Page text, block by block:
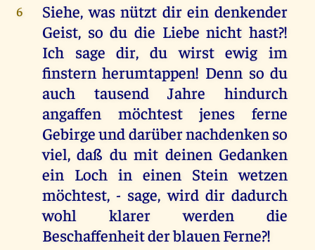
6
Siehe, was nützt dir ein denkender
Geist, so du die Liebe nicht hast?!
Ich sage dir, du wirst ewig im
finstern herumtappen! Denn so du
auch tausend Jahre hindurch
angaffen möchtest jenes ferne
Gebirge und darüber nachdenken so
viel, daß du mit deinen Gedanken
ein Loch in einen Stein wetzen
möchtest, - sage, wird dir dadurch
wohl klarer werden die
Beschaffenheit der blauen Ferne?!